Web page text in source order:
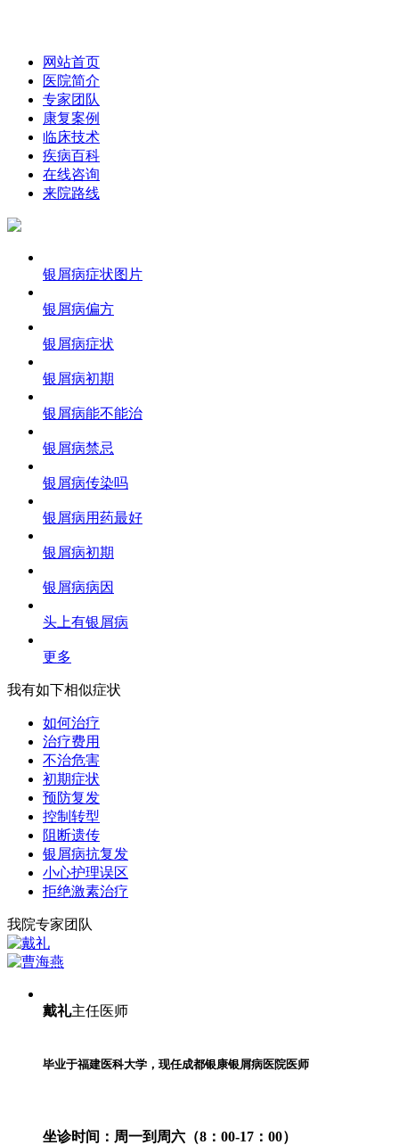
网站首页
医院简介
专家团队
康复案例
临床技术
疾病百科
在线咨询
来院路线
银屑病症状图片
银屑病偏方
银屑病症状
银屑病初期
银屑病能不能治
银屑病禁忌
银屑病传染吗
银屑病用药最好
银屑病初期
银屑病病因
头上有银屑病
更多
我有如下相似症状
如何治疗
治疗费用
不治危害
初期症状
预防复发
控制转型
阻断遗传
银屑病抗复发
小心护理误区
拒绝激素治疗
我院专家团队
戴礼主任医师
毕业于福建医科大学，现任成都银康银屑病医院医师
坐诊时间： 周一到周六（8：00-17：00）